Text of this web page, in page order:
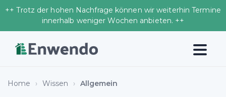
++ Trotz der hohen Nachfrage können wir weiterhin Termine
innerhalb weniger Wochen anbieten. ++
Home › Wissen › Allgemein